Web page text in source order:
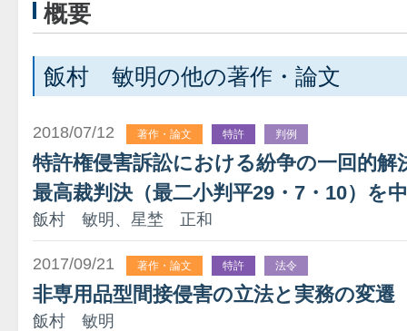
概要
飯村 敏明の他の著作・論文
2018/07/12 著作・論文 特許 判例
特許権侵害訴訟における紛争の一回的
最高裁判決（最二小判平29・7・10）を
飯村 敏明、星埜 正和
2017/09/21 著作・論文 特許 法令
非専用品型間接侵害の立法と実務の変遷
飯村 敏明